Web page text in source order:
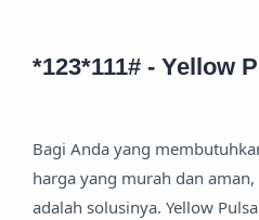
*123*111# - Yellow
Bagi Anda yang
harga yang murah dan
adalah solusinya. Yellow